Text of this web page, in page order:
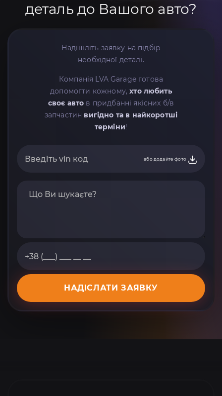
деталь до Вашого авто?
Надішліть заявку на підбір
необхідної деталі.
Компанія LVA Garage готова
допомогти кожному,хто любить
своє авто в придбанні якісних б/в
запчастин вигідно та в найкоротші
терміни!
або додайте фото
НАДІСЛАТИ ЗАЯВКУ